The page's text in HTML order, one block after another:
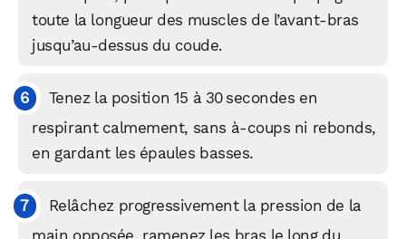
toute la longueur des muscles de l’avant‑bras
jusqu’au-dessus du coude.
Tenez la position 15 à 30 secondes en
respirant calmement, sans à‑coups ni rebonds,
en gardant les épaules basses.​
Relâchez progressivement la pression de la
main opposée, ramenez les bras le long du
WhatsApp Telegram Email